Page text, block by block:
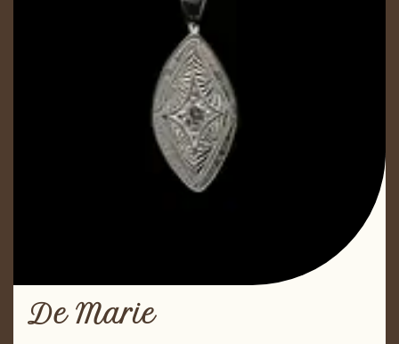
De Marie